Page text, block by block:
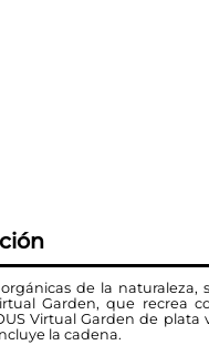
de la
Garden, que recrea
Virtual Garden de
la cadena.